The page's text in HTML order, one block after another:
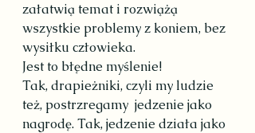
załatwią temat i rozwiążą
wszystkie problemy z koniem, bez
wysiłku człowieka.
Jest to błędne myślenie!
Tak, drapieżniki, czyli my ludzie
też, postrzregamy  jedzenie jako
nagrodę. Tak, jedzenie działa jako